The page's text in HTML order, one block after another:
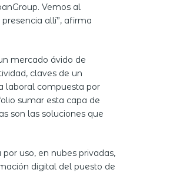
Vemos al
allí”, afirma
mercado ávido de
claves de un
laboral compuesta por
sumar esta capa de
son las soluciones que
uso, en nubes privadas,
digital del puesto de